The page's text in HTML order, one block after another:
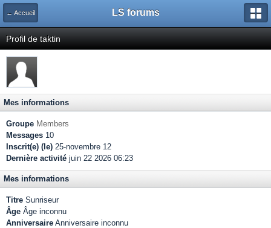
← Accueil LS forums
Profil de taktin
Mes informations
Groupe Members
Messages 10
Inscrit(e) (le) 25-novembre 12
Dernière activité juin 22 2026 06:23
Mes informations
Titre Sunriseur
Âge Âge inconnu
Anniversaire Anniversaire inconnu